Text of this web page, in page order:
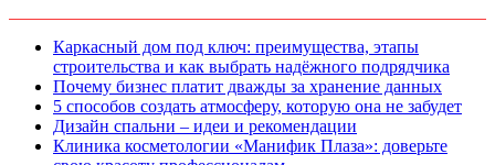
Каркасный дом под ключ: преимущества, этапы
строительства и как выбрать надёжного подрядчика
Почему бизнес платит дважды за хранение данных
5 способов создать атмосферу, которую она не забудет
Дизайн спальни – идеи и рекомендации
Клиника косметологии «Манифик Плаза»: доверьте